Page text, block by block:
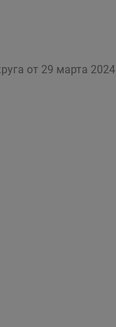
от 29 марта 2024